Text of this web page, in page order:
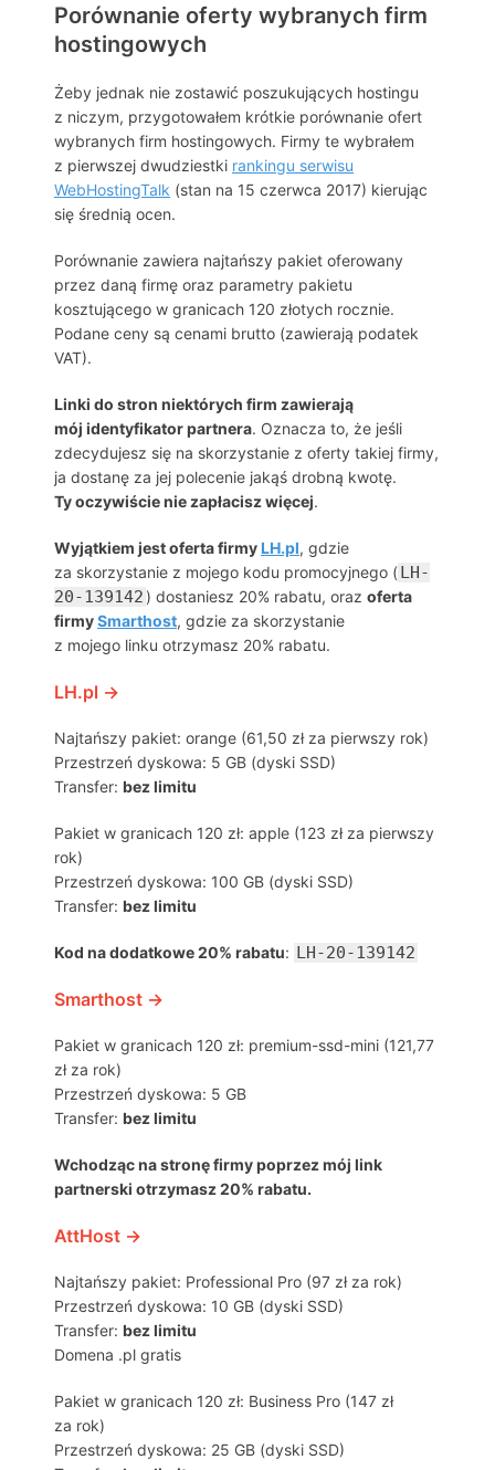
Porównanie oferty wybranych firm
hostingowych
Żeby jednak nie zostawić poszukujących hostingu
z niczym, przygotowałem krótkie porównanie ofert
wybranych firm hostingowych. Firmy te wybrałem
z pierwszej dwudziestki rankingu serwisu
WebHostingTalk (stan na 15 czerwca 2017) kierując
się średnią ocen.
Porównanie zawiera najtańszy pakiet oferowany
przez daną firmę oraz parametry pakietu
kosztującego w granicach 120 złotych rocznie.
Podane ceny są cenami brutto (zawierają podatek
VAT).
Linki do stron niektórych firm zawierają
mój identyfikator partnera. Oznacza to, że jeśli
zdecydujesz się na skorzystanie z oferty takiej firmy,
ja dostanę za jej polecenie jakąś drobną kwotę.
Ty oczywiście nie zapłacisz więcej.
Wyjątkiem jest oferta firmyLH.pl, gdzie
za skorzystanie z mojego kodu promocyjnego (LH-
20-139142 ) dostaniesz 20% rabatu, oraz oferta
firmySmarthost, gdzie za skorzystanie
z mojego linku otrzymasz 20% rabatu.
LH.pl →
Najtańszy pakiet: orange (61,50 zł za pierwszy rok)
Przestrzeń dyskowa: 5 GB (dyski SSD)
Transfer: bez limitu
Pakiet w granicach 120 zł: apple (123 zł za pierwszy
rok)
Przestrzeń dyskowa: 100 GB (dyski SSD)
Transfer: bez limitu
Kod na dodatkowe 20% rabatu: LH-20-139142
Smarthost →
Pakiet w granicach 120 zł: premium-ssd-mini (121,77
zł za rok)
Przestrzeń dyskowa: 5 GB
Transfer: bez limitu
Wchodząc na stronę firmy poprzez mój link
partnerski otrzymasz 20% rabatu.
AttHost →
Najtańszy pakiet: Professional Pro (97 zł za rok)
Przestrzeń dyskowa: 10 GB (dyski SSD)
Transfer: bez limitu
Domena .pl gratis
Pakiet w granicach 120 zł: Business Pro (147 zł
za rok)
Przestrzeń dyskowa: 25 GB (dyski SSD)